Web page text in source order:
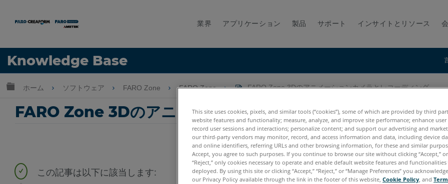
業界 アプリケーション 製品 サポート インサイトとリソース
Knowledge Base
言語
グローバル階層を展開/折りたたむ
ホーム ソフトウェア FARO Zone FARO Zone FARO Zone 3Dのアニメーションカメラとレコーディング
FARO Zone 3Dのアニメーションカメラとレコーディング
This site uses cookies, pixels, and similar tools (“cookies”), some of which are provided by third
website features and functionality; measure, analyze, and improve site performance; enhance user
record user sessions and interactions; personalize content; and support our advertising and
our third-party vendors may monitor, record, and access information and data, including device
and online identifiers, referring URLs and other browsing information, for these and similar
Accept, you agree to such purposes. If you continue to browse our site without clicking “Accept,”
“Reject,” only cookies necessary to operate and enable default website features and
deployed. By using this site or clicking “Accept,” “Reject,” or “Manage Preferences” you
our Privacy Policy available through the link in the footer of this website, Cookie Policy, and